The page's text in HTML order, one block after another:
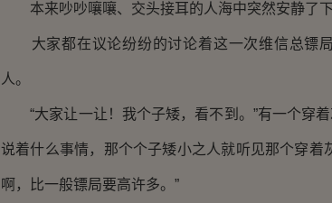
本来吵吵嚷嚷、交头接耳的人海中突然安静了下
大家都在议论纷纷的讨论着这一次维信总镖
人。
“大家让一让！我个子矮，看不到。”有一个穿
说着什么事情，那个个子矮小之人就听见那个穿着
啊，比一般镖局要高许多。”